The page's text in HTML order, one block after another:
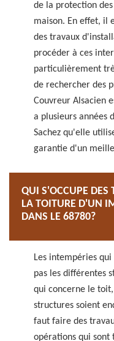
de la protection
maison. En effet, il
des travaux
procéder à ces
particulièrement
de rechercher des
Couvreur Alsacien
a plusieurs années
Sachez qu'elle
garantie d'un
QUI S'OCCUPE DES
LA TOITURE D'UN
DANS LE 68780?
Les intempéries
pas les différentes
qui concerne le
structures soient
faut faire des
opérations qui